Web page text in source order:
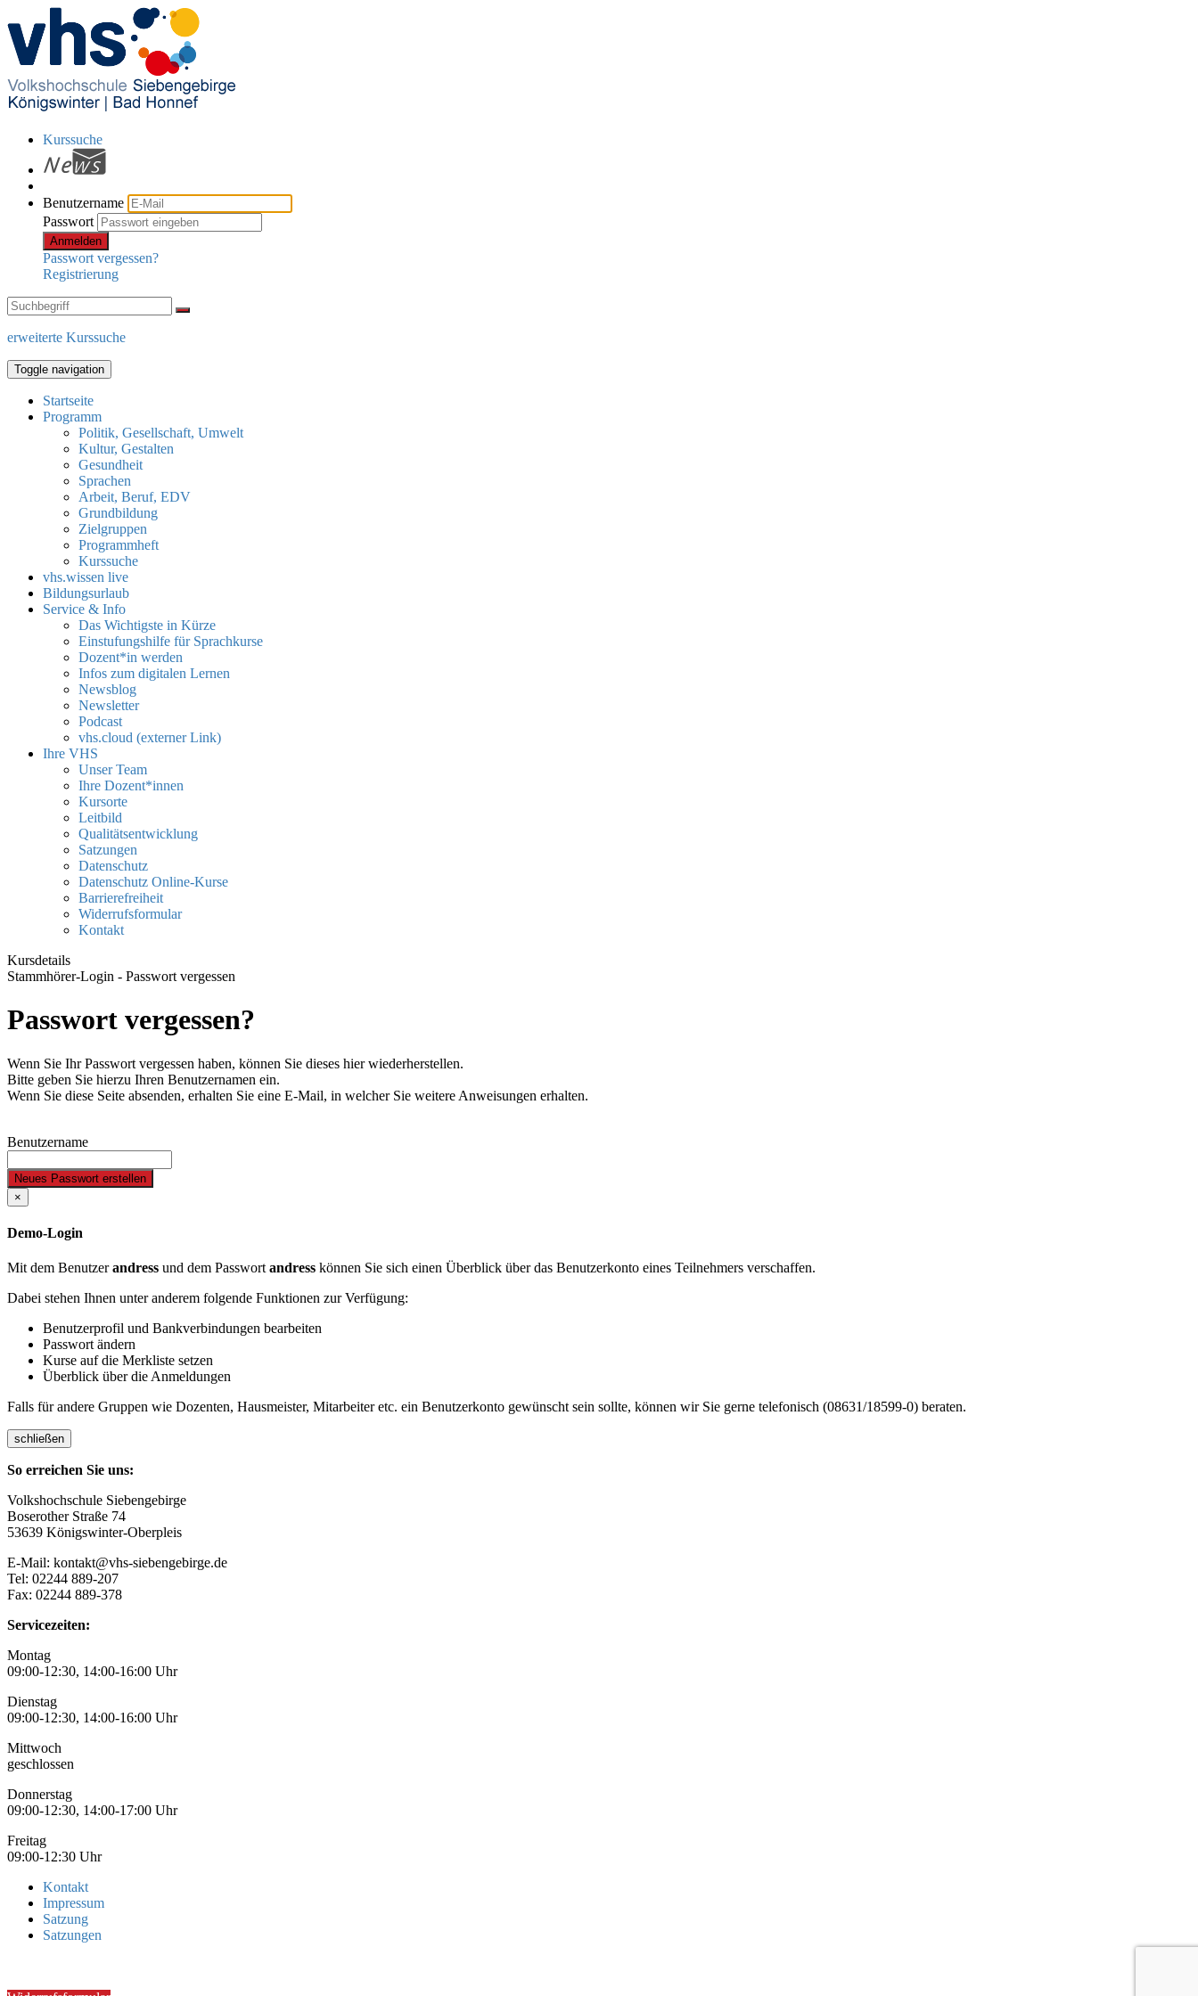
Kurssuche
Benutzername
Passwort
Anmelden
Passwort vergessen?
Registrierung
erweiterte Kurssuche
Toggle navigation
Startseite
Programm
Politik, Gesellschaft, Umwelt
Kultur, Gestalten
Gesundheit
Sprachen
Arbeit, Beruf, EDV
Grundbildung
Zielgruppen
Programmheft
Kurssuche
vhs.wissen live
Bildungsurlaub
Service & Info
Das Wichtigste in Kürze
Einstufungshilfe für Sprachkurse
Dozent*in werden
Infos zum digitalen Lernen
Newsblog
Newsletter
Podcast
vhs.cloud (externer Link)
Ihre VHS
Unser Team
Ihre Dozent*innen
Kursorte
Leitbild
Qualitätsentwicklung
Satzungen
Datenschutz
Datenschutz Online-Kurse
Barrierefreiheit
Widerrufsformular
Kontakt
Kursdetails
Stammhörer-Login - Passwort vergessen
Passwort vergessen?
Wenn Sie Ihr Passwort vergessen haben, können Sie dieses hier wiederherstellen.
Bitte geben Sie hierzu Ihren Benutzernamen ein.
Wenn Sie diese Seite absenden, erhalten Sie eine E-Mail, in welcher Sie weitere Anweisungen erhalten.
Benutzername
Neues Passwort erstellen
×
Demo-Login
Mit dem Benutzerandress und dem Passwortandress können Sie sich einen Überblick über das Benutzerkonto eines Teilnehmers verschaffen.
Dabei stehen Ihnen unter anderem folgende Funktionen zur Verfügung:
Benutzerprofil und Bankverbindungen bearbeiten
Passwort ändern
Kurse auf die Merkliste setzen
Überblick über die Anmeldungen
Falls für andere Gruppen wie Dozenten, Hausmeister, Mitarbeiter etc. ein Benutzerkonto gewünscht sein sollte, können wir Sie gerne telefonisch (08631/18599-0) beraten.
schließen
So erreichen Sie uns:
Volkshochschule Siebengebirge
Boserother Straße 74
53639 Königswinter-Oberpleis
E-Mail: kontakt@vhs-siebengebirge.de
Tel: 02244 889-207
Fax: 02244 889-378
Servicezeiten:
Montag
09:00-12:30, 14:00-16:00 Uhr
Dienstag
09:00-12:30, 14:00-16:00 Uhr
Mittwoch
geschlossen
Donnerstag
09:00-12:30, 14:00-17:00 Uhr
Freitag
09:00-12:30 Uhr
Kontakt
Impressum
Satzung
Satzungen